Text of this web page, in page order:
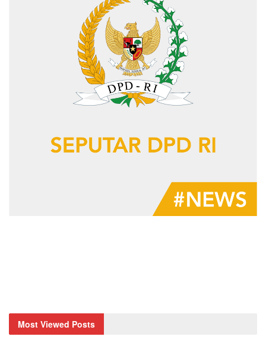
Most Viewed Posts